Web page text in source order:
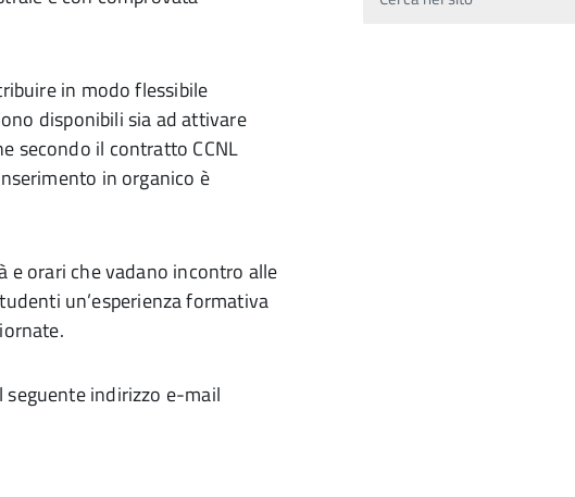
in modo flessibile
disponibili sia ad attivare
secondo il contratto CCNL
in organico è
e orari che vadano incontro alle
un’esperienza formativa
indirizzo e-mail